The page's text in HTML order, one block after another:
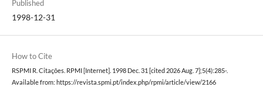
Published
1998-12-31
How to Cite
RSPMI R. Citações. RPMI [Internet]. 1998 Dec. 31 [cited 2026 Aug. 7];5(4):285-.
Available from: https://revista.spmi.pt/index.php/rpmi/article/view/2166